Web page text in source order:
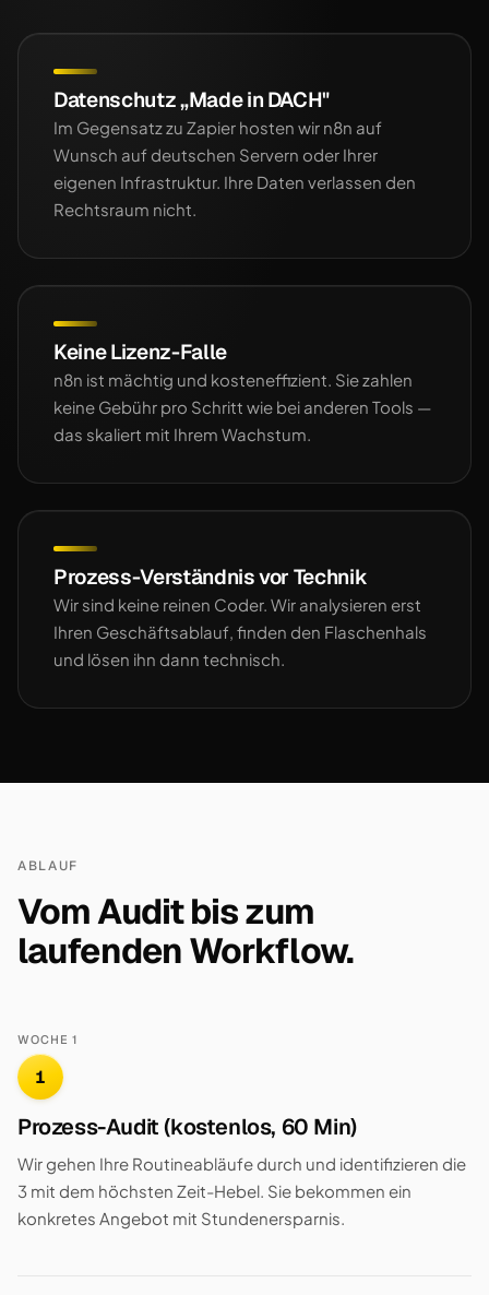
Datenschutz „Made in DACH"
Im Gegensatz zu Zapier hosten wir n8n auf
Wunsch auf deutschen Servern oder Ihrer
eigenen Infrastruktur. Ihre Daten verlassen den
Rechtsraum nicht.
Keine Lizenz-Falle
n8n ist mächtig und kosteneffizient. Sie zahlen
keine Gebühr pro Schritt wie bei anderen Tools —
das skaliert mit Ihrem Wachstum.
Prozess-Verständnis vor Technik
Wir sind keine reinen Coder. Wir analysieren erst
Ihren Geschäftsablauf, finden den Flaschenhals
und lösen ihn dann technisch.
ABLAUF
Vom Audit bis zum
laufenden Workflow.
WOCHE 1
1
Prozess-Audit (kostenlos, 60 Min)
Wir gehen Ihre Routineabläufe durch und identifizieren die
3 mit dem höchsten Zeit-Hebel. Sie bekommen ein
konkretes Angebot mit Stundenersparnis.